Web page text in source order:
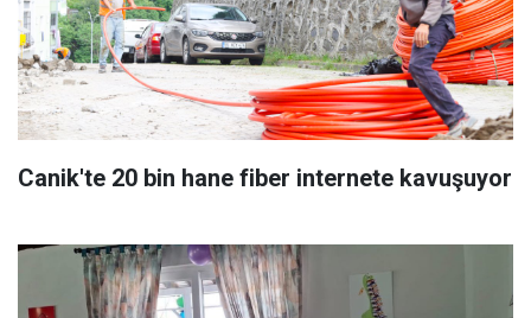
Canik'te 20 bin hane fiber internete kavuşuyor